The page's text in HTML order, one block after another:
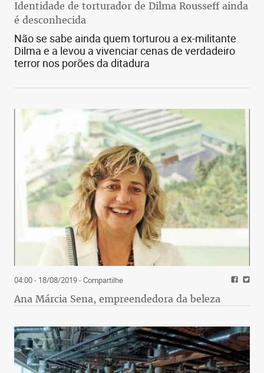
Identidade de torturador de Dilma Rousseff ainda
é desconhecida
Não se sabe ainda quem torturou a ex-militante
Dilma e a levou a vivenciar cenas de verdadeiro
terror nos porões da ditadura
04:00 - 18/08/2019- Compartilhe
Ana Márcia Sena, empreendedora da beleza